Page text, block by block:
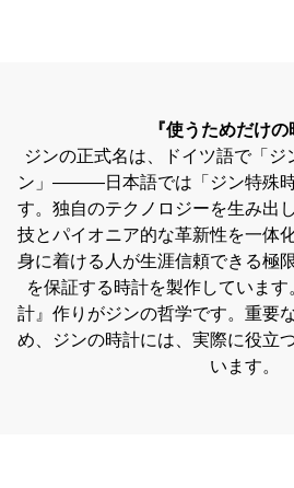
『使うためだけの
ジンの正式名は、ドイツ語で「ジ
ン」―――日本語では「ジン特殊
す。独自のテクノロジーを生み出
技とパイオニア的な革新性を一体
身に着ける人が生涯信頼できる極
を保証する時計を製作していま
計』作りがジンの哲学です。重要
め、ジンの時計には、実際に役立
います。